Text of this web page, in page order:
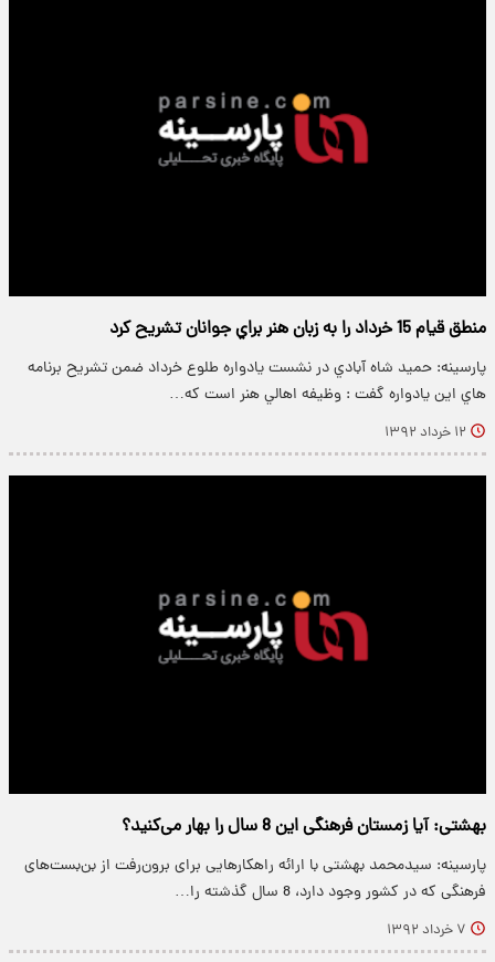
منطق قيام 15 خرداد را به زبان هنر براي جوانان تشريح كرد
پارسینه: حميد شاه آبادي در نشست يادواره طلوع خرداد ضمن تشريح برنامه
هاي اين يادواره گفت : وظيفه اهالي هنر است كه…
۱۲ خرداد ۱۳۹۲
بهشتی: آیا زمستان فرهنگی این 8 سال را بهار می‌کنید؟
پارسینه: سیدمحمد بهشتی با ارائه راهکارهایی برای برون‌رفت از بن‌بست‌های
فرهنگی که در کشور وجود دارد، 8 سال گذشته را…
۷ خرداد ۱۳۹۲